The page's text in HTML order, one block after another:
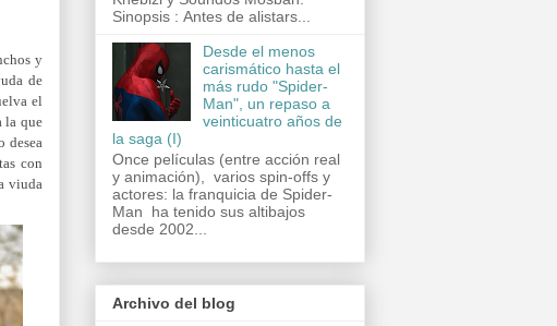
y
de
el
la que
desea
con
viuda
Sinopsis : Antes de alistars...
Desde el menos
carismático hasta el
más rudo "Spider-
Man", un repaso a
veinticuatro años de
la saga (I)
Once películas (entre acción real
y animación), varios spin-offs y
actores: la franquicia de Spider-
Man ha tenido sus altibajos
desde 2002...
Archivo del blog